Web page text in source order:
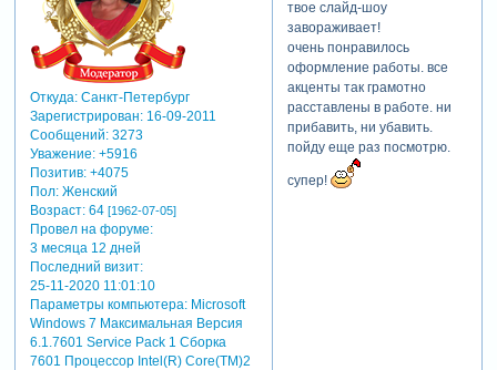
Зарегистрируйтесь, чтобы
увидеть ссылки
Откуда:Санкт-Петербург
Зарегистрирован: 16-09-2011
Сообщений:3273
Уважение: +5916
Позитив: +4075
Пол:Женский
Возраст:64 [1962-07-05]
Провел на форуме:
3 месяца 12 дней
Последний визит:
25-11-2020 11:01:10
Параметры компьютера:Microsoft
Windows 7 Максимальная Версия
6.1.7601 Service Pack 1 Сборка
7601 Процессор Intel(R) Core(TM)2
твое слайд-шоу
завораживает!
очень понравилось
оформление работы. все
акценты так грамотно
расставлены в работе. ни
прибавить, ни убавить.
пойду еще раз посмотрю.
супер!